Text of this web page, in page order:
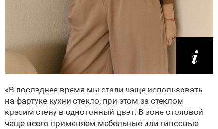
«В последнее время мы стали чаще использовать
на фартуке кухни стекло, при этом за стеклом
красим стену в однотонный цвет. В зоне столовой
чаще всего применяем мебельные или гипсовые